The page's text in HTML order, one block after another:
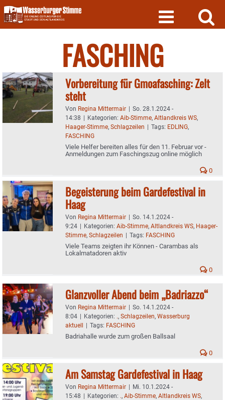
Skip
to
content
FASCHING
Vorbereitung für Gmoafasching: Zelt
steht
Von Regina Mittermair | So. 28.1.2024 -
14:38 | Kategorien: Aib-Stimme, Altlandkreis WS,
Haager-Stimme, Schlagzeilen | Tags: EDLING,
FASCHING
Viele Helfer bereiten alles für den 11. Februar vor -
Anmeldungen zum Faschingszug online möglich
0
Begeisterung beim Gardefestival in
Haag
Von Regina Mittermair | So. 14.1.2024 -
9:24 | Kategorien: Aib-Stimme, Altlandkreis WS, Haager-
Stimme, Schlagzeilen | Tags: FASCHING
Viele Teams zeigten ihr Können - Carambas als
Lokalmatadoren aktiv
0
Glanzvoller Abend beim „Badriazzo“
Von Regina Mittermair | So. 14.1.2024 -
8:04 | Kategorien: ., Schlagzeilen, Wasserburg
aktuell | Tags: FASCHING
Badriahalle wurde zum großen Ballsaal
0
Am Samstag Gardefestival in Haag
Von Regina Mittermair | Mi. 10.1.2024 -
15:48 | Kategorien: ., Aib-Stimme, Altlandkreis WS,